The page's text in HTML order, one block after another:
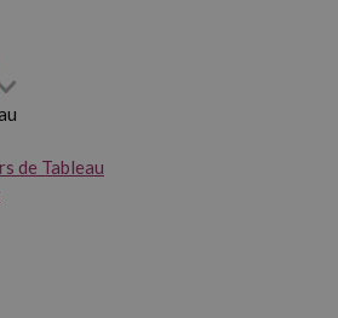
de Tableau